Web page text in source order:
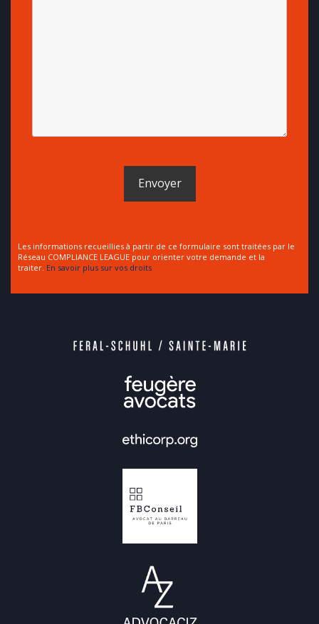
Les informations recueillies à partir de ce formulaire sont traitées par le
Réseau COMPLIANCE LEAGUE pour orienter votre demande et la
traiter. En savoir plus sur vos droits